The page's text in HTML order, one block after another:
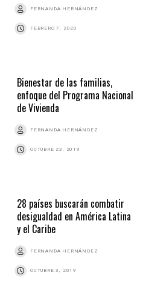
FERNANDA HERNÁNDEZ
FEBRERO 7, 2020
Bienestar de las familias,
enfoque del Programa Nacional
de Vivienda
FERNANDA HERNÁNDEZ
OCTUBRE 23, 2019
28 países buscarán combatir
desigualdad en América Latina
y el Caribe
FERNANDA HERNÁNDEZ
OCTUBRE 3, 2019